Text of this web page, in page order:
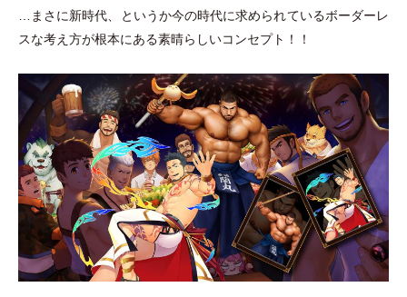
…まさに新時代、というか今の時代に求められているボーダーレ
スな考え方が根本にある素晴らしいコンセプト！！